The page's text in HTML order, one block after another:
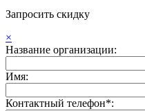
Запросить скидку
×
Название организации:
Имя:
Контактный телефон*: